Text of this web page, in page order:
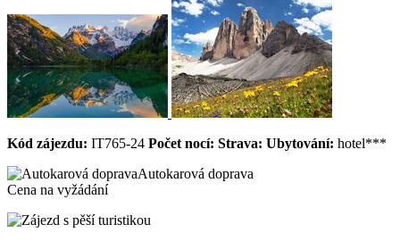
Kód zájezdu: IT765-24 Počet nocí: Strava: Ubytování: hotel***
Autokarová doprava
Cena na vyžádání